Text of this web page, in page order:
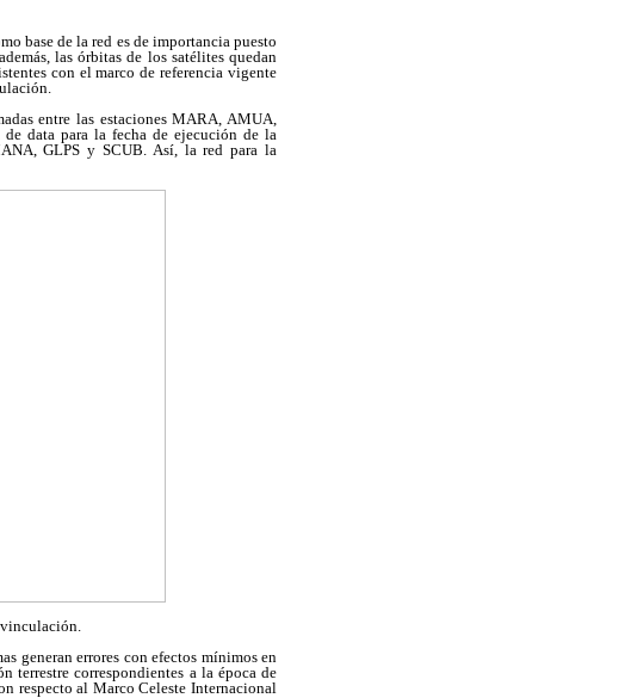
base de la red es de importancia puesto
las órbitas de los satélites quedan
con el marco de referencia vigente
entre las estaciones MARA, AMUA,
data para la fecha de ejecución de la
GLPS y SCUB. Así, la red para la
generan errores con efectos mínimos en
terrestre correspondientes a la época de
respecto al Marco Celeste Internacional